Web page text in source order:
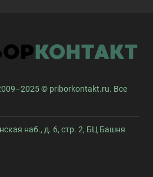
© priborkontakt.ru. Все
наб., д. 6, стр. 2, БЦ Башня